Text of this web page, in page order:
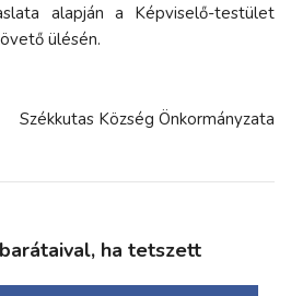
alapján a Képviselő-testület
ülésén.
Székkutas Község Önkormányzata
ha tetszett